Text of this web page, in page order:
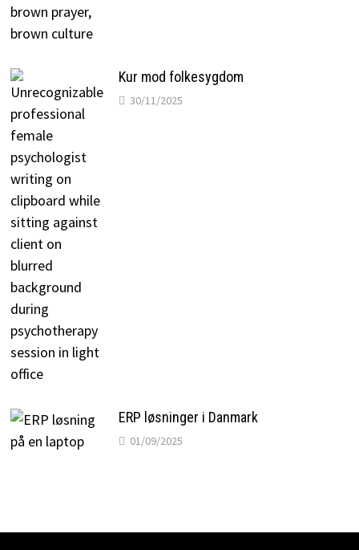
Kur mod folkesygdom
30/11/2025
ERP løsninger i Danmark
01/09/2025